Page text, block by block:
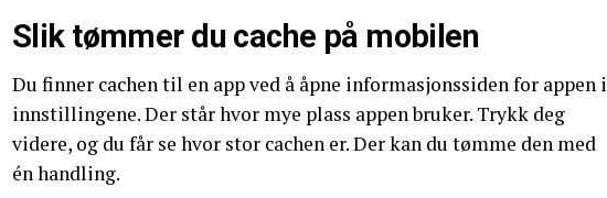
Slik tømmer du cache på mobilen
Du finner cachen til en app ved å åpne informasjonssiden for appen i
innstillingene. Der står hvor mye plass appen bruker. Trykk deg
videre, og du får se hvor stor cachen er. Der kan du tømme den med
én handling.